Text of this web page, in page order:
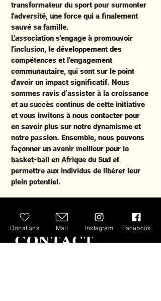
transformateur du sport pour surmonter
l'adversité, une force qui a finalement
sauvé sa famille.
L'association s'engage à promouvoir
l'inclusion, le développement des
compétences et l'engagement
communautaire, qui sont sur le point
d'avoir un impact significatif. Nous
sommes ravis d’assister à la croissance
et au succès continus de cette initiative
et vous invitons à nous contacter pour
en savoir plus sur notre dynamisme et
notre passion. Ensemble, nous pouvons
façonner un avenir meilleur pour le
basket-ball en Afrique du Sud et
permettre aux individus de libérer leur
plein potentiel.
CONTACT
Donations Mail Instagram Facebook